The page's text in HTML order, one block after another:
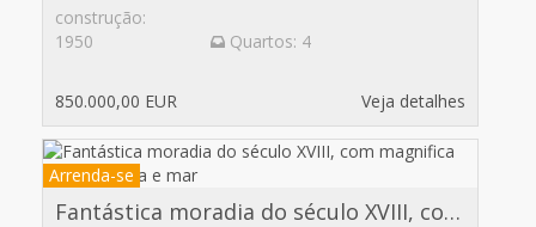
construção:
1950
Quartos: 4
850.000,00 EUR Veja detalhes
Arrenda-se
Fantástica moradia do século XVIII, com magnifica vista de serra e mar